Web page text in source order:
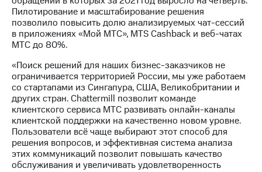
ПАО
"МТС"
Собрания
акционеров
Личный
кабинет
акционера
Акционерный
капитал
Контроль
и
аудит
Рынок
акций
Пилотирование и масштабирование решения
позволило повысить долю анализируемых чат-сессий
в приложениях «Мой МТС», MTS Cashback и веб-чатах
МТС до 80%.
«Поиск решений для наших бизнес-заказчиков не
ограничивается территорией России, мы уже работаем
со стартапами из Сингапура, США, Великобритании и
других стран. Chattermill позволит команде
клиентского сервиса МТС развивать онлайн-каналы
клиентской поддержки на качественно новом уровне.
Пользователи всё чаще выбирают этот способ для
решения вопросов, и эффективная система анализа
этих коммуникаций позволит повышать качество
обслуживания и увеличивать удовлетворенность